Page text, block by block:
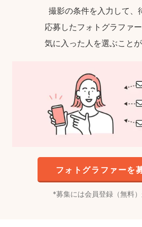
撮影の条件を入力して、
応募したフォトグラファー
気に入った人を選ぶこと
フォトグラファーを
募集には会員登録（無料